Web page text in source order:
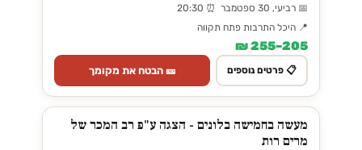
📅 רביעי, 30 ספטמבר ⏰ 20:30
📍 היכל התרבות פתח תקווה
205–255 ₪
📋 פרטים נוספים 🎫 הבטח את מקומך
מעשה בחמישה בלונים - הצגה ע"פ רב המכר של
מרים רות